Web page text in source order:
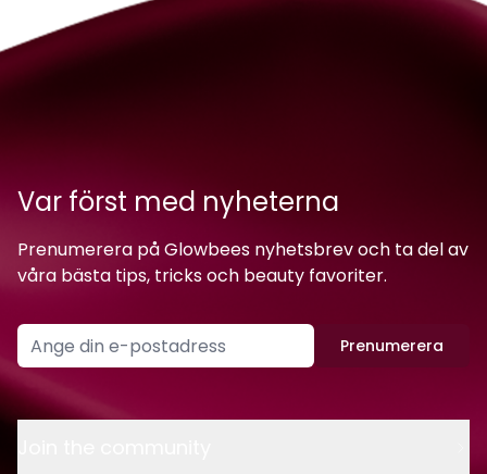
Var först med nyheterna
Prenumerera på Glowbees nyhetsbrev och ta del av
våra bästa tips, tricks och beauty favoriter.
Prenumerera